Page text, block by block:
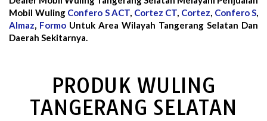
Mobil Wuling Confero S ACT, Cortez CT, Cortez, Confero S,
Almaz, Formo Untuk Area Wilayah Tangerang Selatan Dan
Daerah Sekitarnya.
PRODUK WULING
TANGERANG SELATAN